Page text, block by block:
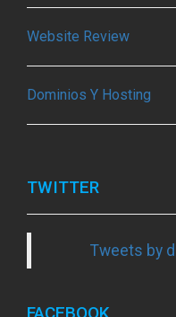
Website Review
Dominios Y Hosting
TWITTER
Tweets by